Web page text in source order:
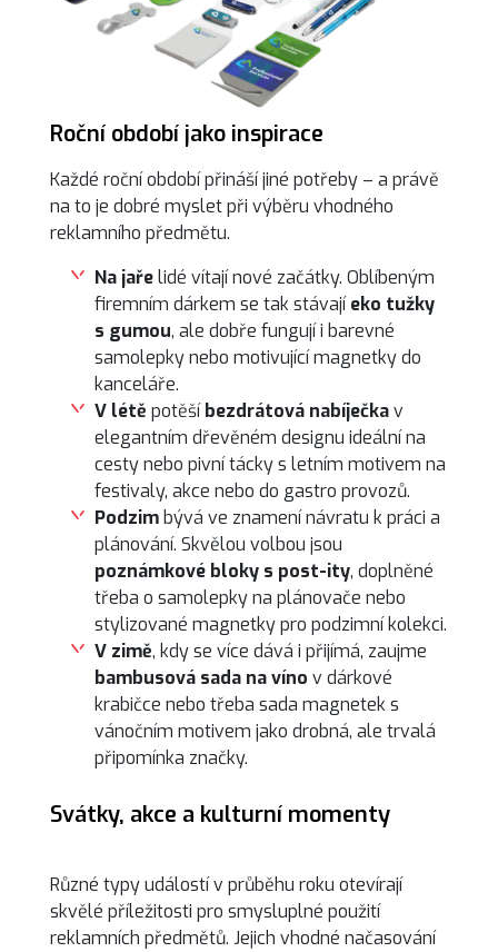
Roční období jako inspirace
Každé roční období přináší jiné potřeby – a právě
na to je dobré myslet při výběru vhodného
reklamního předmětu.
Na jařelidé vítají nové začátky. Oblíbeným
firemním dárkem se tak stávajíeko tužky
s gumou, ale dobře fungují i barevné
samolepky nebo motivující magnetky do
kanceláře.
V létě potěšíbezdrátová nabíječkav
elegantním dřevěném designu ideální na
cesty nebo pivní tácky s letním motivem na
festivaly, akce nebo do gastro provozů.
Podzimbývá ve znamení návratu k práci a
plánování. Skvělou volbou jsou
poznámkové bloky s post-ity, doplněné
třeba o samolepky na plánovače nebo
stylizované magnetky pro podzimní kolekci.
V zimě, kdy se více dává i přijímá, zaujme
bambusová sada na víno v dárkové
krabičce nebo třeba sada magnetek s
vánočním motivem jako drobná, ale trvalá
připomínka značky.
Svátky, akce a kulturní momenty
Různé typy událostí v průběhu roku otevírají
skvělé příležitosti pro smysluplné použití
reklamních předmětů. Jejich vhodné načasování